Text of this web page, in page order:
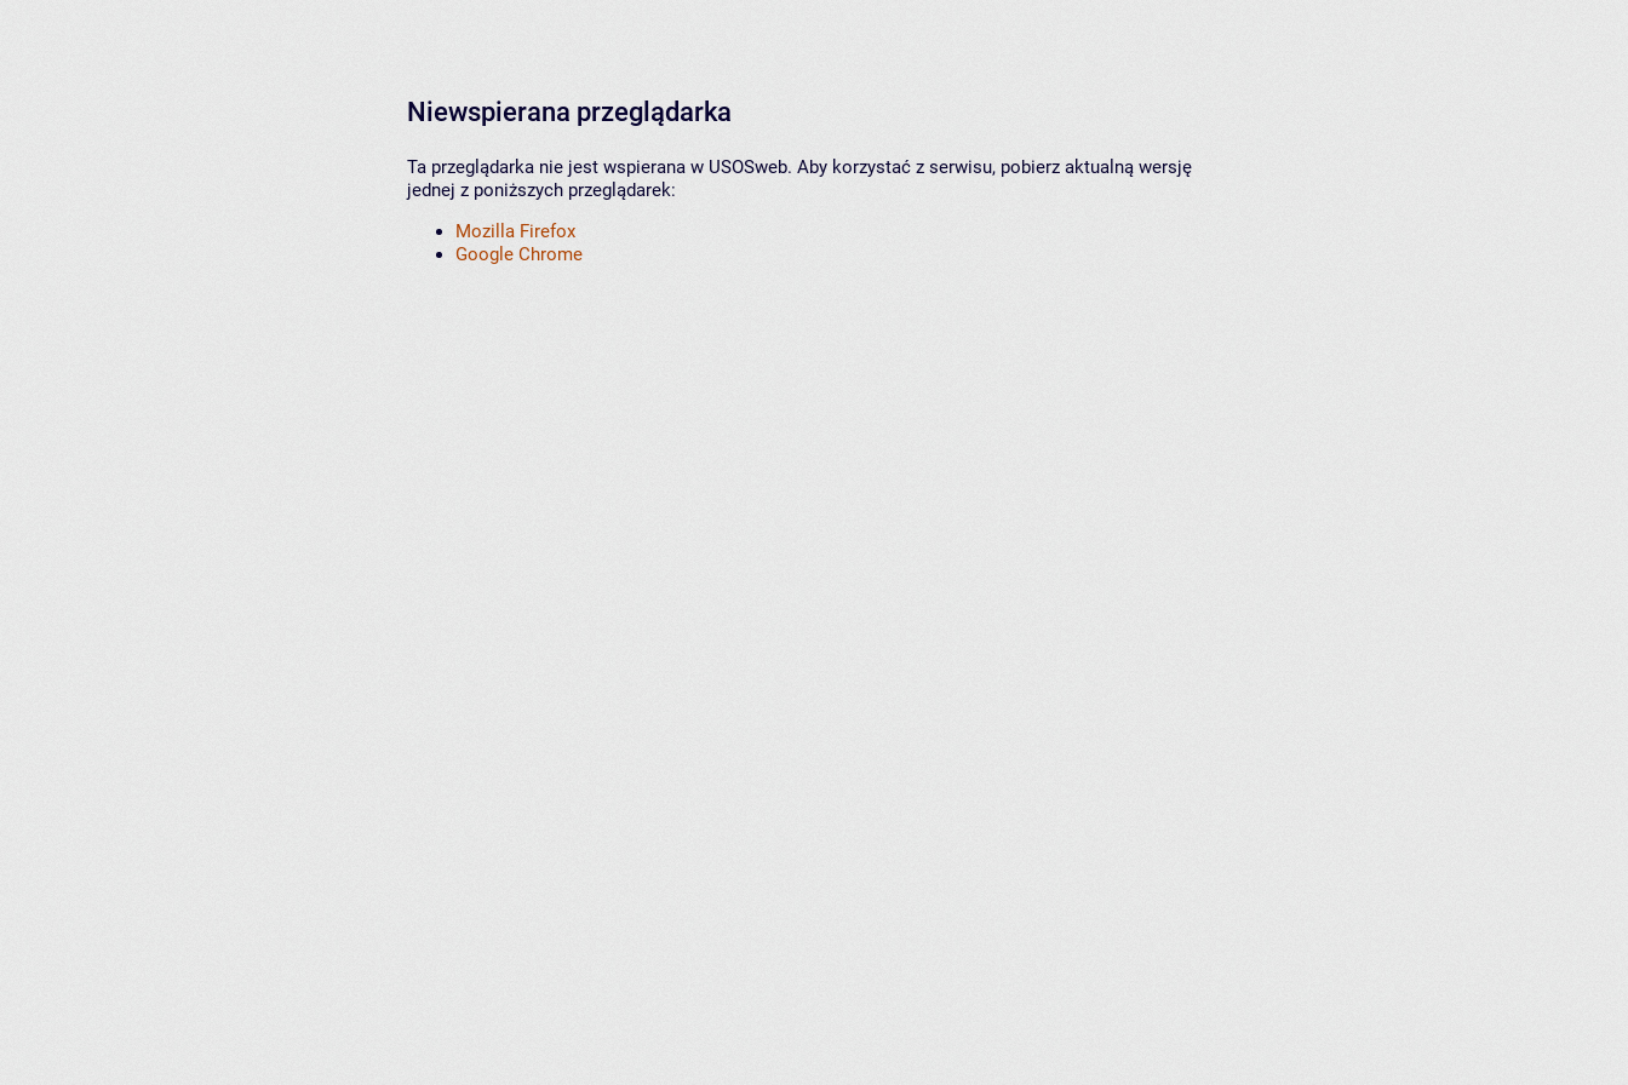
Niewspierana przeglądarka
Ta przeglądarka nie jest wspierana w USOSweb. Aby korzystać z serwisu, pobierz aktualną wersję
jednej z poniższych przeglądarek:
Mozilla Firefox
Google Chrome